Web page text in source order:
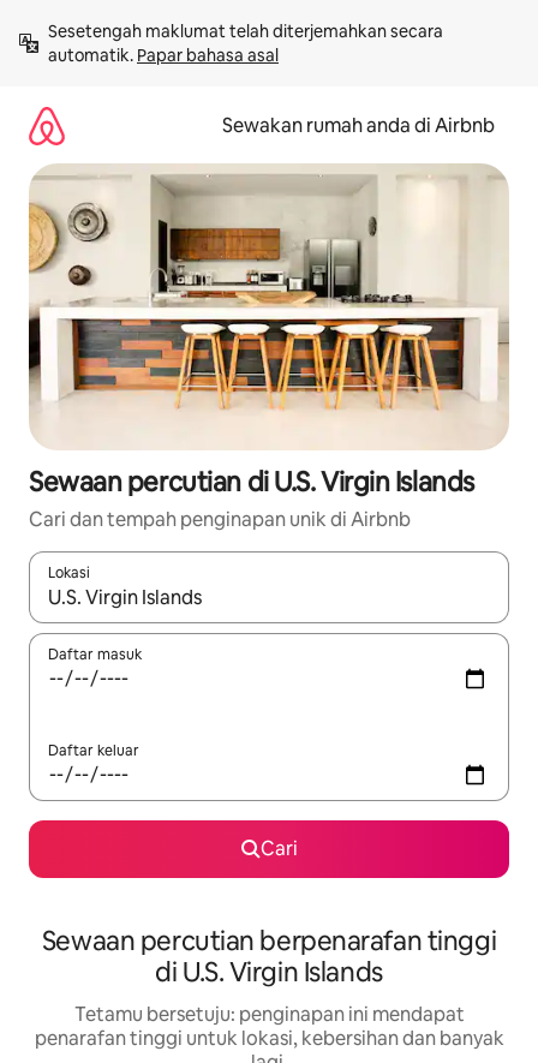
kandungan
Sesetengah maklumat telah diterjemahkan secara
automatik. Papar bahasa asal
Sewakan rumah anda di Airbnb
Sewaan percutian di U.S. Virgin Islands
Cari dan tempah penginapan unik di Airbnb
Lokasi
Apabila hasil tersedia, navigasi dengan kekunci anak panah
Daftar masuk
Daftar keluar
Cari
Sewaan percutian berpenarafan tinggi
di U.S. Virgin Islands
Tetamu bersetuju: penginapan ini mendapat
penarafan tinggi untuk lokasi, kebersihan dan banyak